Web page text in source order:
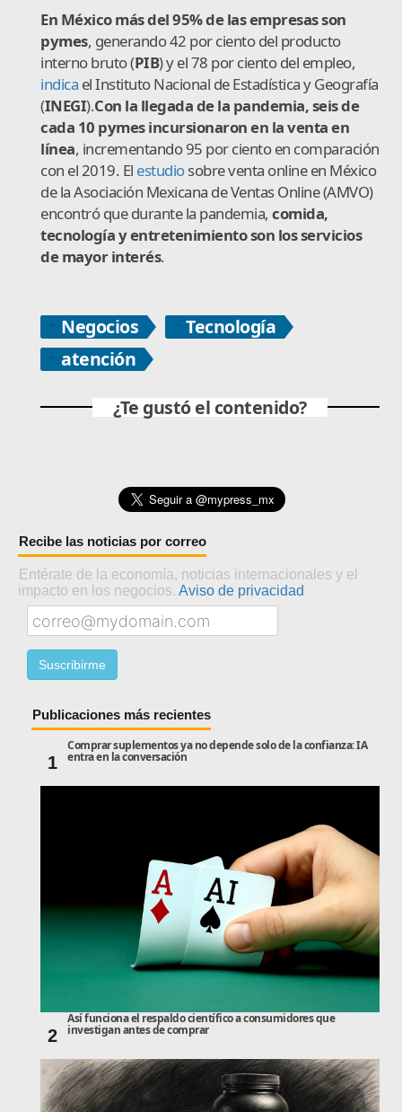
En México más del 95% de las empresas son
pymes, generando 42 por ciento del producto
interno bruto (PIB) y el 78 por ciento del empleo,
indica el Instituto Nacional de Estadística y Geografía
(INEGI).Con la llegada de la pandemia, seis de
cada 10 pymes incursionaron en la venta en
línea, incrementando 95 por ciento en comparación
con el 2019. El estudiosobre venta online en México
de la Asociación Mexicana de Ventas Online (AMVO)
encontró que durante la pandemia, comida,
tecnología y entretenimiento son los servicios
de mayor interés.
Negocios
Tecnología
atención
¿Te gustó el contenido?
Recibe las noticias por correo
Entérate de la economía, noticias internacionales y el
impacto en los negocios. Aviso de privacidad
Publicaciones más recientes
1
Comprar suplementos ya no depende solo de la confianza: IA
entra en la conversación
2
Así funciona el respaldo científico a consumidores que
investigan antes de comprar